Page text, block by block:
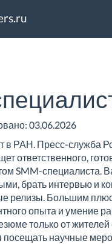
03.06.2026
в РАН. Пресс-служба
ответственного,
SMM-специалиста.
брать интервью и
релизы. Большим
опыта и умение
только от жителей
посещать научные